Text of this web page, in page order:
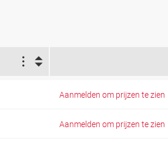
Aanmelden om prijzen te zien
Aanmelden om prijzen te zien